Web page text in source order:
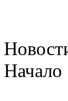
Начало